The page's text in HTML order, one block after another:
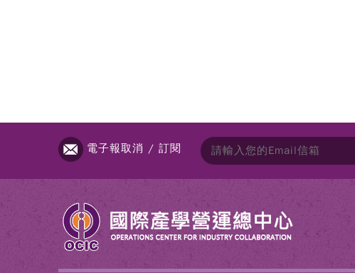
電子報取消 / 訂閱